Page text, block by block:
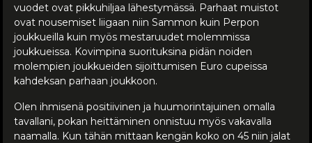
vuodet ovat pikkuhiljaa lähestymässä. Parhaat muistot
ovat nousemiset liigaan niin Sammon kuin Perpon
joukkueilla kuin myös mestaruudet molemmissa
joukkueissa. Kovimpina suorituksina pidän noiden
molempien joukkueiden sijoittumisen Euro cupeissa
kahdeksan parhaan joukkoon.
Olen ihmisenä positiivinen ja huumorintajuinen omalla
tavallani, pokan heittäminen onnistuu myös vakavalla
naamalla. Kun tähän mittaan kengän koko on 45 niin jalat